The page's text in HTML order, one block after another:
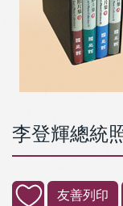
李登輝總統
友善列印